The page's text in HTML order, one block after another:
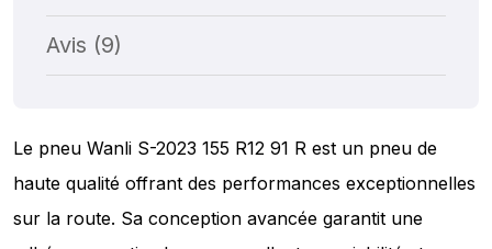
Avis (9)
Le pneu Wanli S-2023 155 R12 91 R est un pneu de
haute qualité offrant des performances exceptionnelles
sur la route. Sa conception avancée garantit une